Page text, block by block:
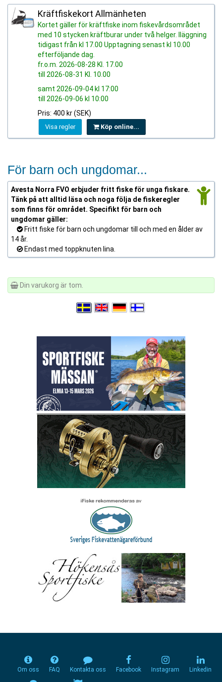
Kräftfiskekort Allmänheten
Kortet gäller för kräftfiske inom fiskevårdsområdet
med 10 stycken kräftburar under två helger. Iläggning
tidigast från kl 17.00 Upptagning senast kl 10.00
efterföljande dag.
fr.o.m. 2026-08-28 Kl. 17.00
till 2026-08-31 Kl. 10.00
samt 2026-09-04 kl 17:00
till 2026-09-06 kl 10:00
Pris: 400 kr (SEK)
Visa regler Köp online...
För barn och ungdomar...
Avesta Norra FVO erbjuder fritt fiske för unga fiskare.
Tänk på att alltid läsa och noga följa de fiskeregler
som finns för området. Specifikt för barn och
ungdomar gäller:
Fritt fiske för barn och ungdomar till och med en ålder av
14 år.
Endast med toppknuten lina.
Din varukorg är tom.
Om oss FAQ Kontakta oss Facebook Instagram Linkedin